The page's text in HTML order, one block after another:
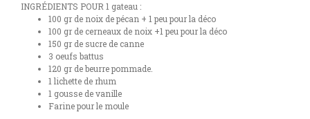
INGRÉDIENTS POUR 1 gateau :
100 gr de noix de pécan + 1 peu pour la déco
100 gr de cerneaux de noix +1 peu pour la déco
150 gr de sucre de canne
3 oeufs battus
120 gr de beurre pommade.
1 lichette de rhum
1 gousse de vanille
Farine pour le moule